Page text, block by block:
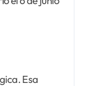
Esa